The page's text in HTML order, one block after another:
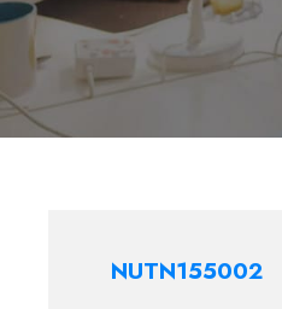
NUTN155002